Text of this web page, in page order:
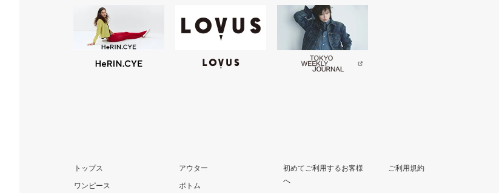
トップス
アウター
ワンピース
ボトム
初めてご利用するお客様
へ
ご利用規約